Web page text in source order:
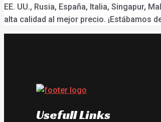
EE. UU., Rusia, España, Italia, Singapur,
alta calidad al mejor precio. ¡Estábamos
Usefull Links